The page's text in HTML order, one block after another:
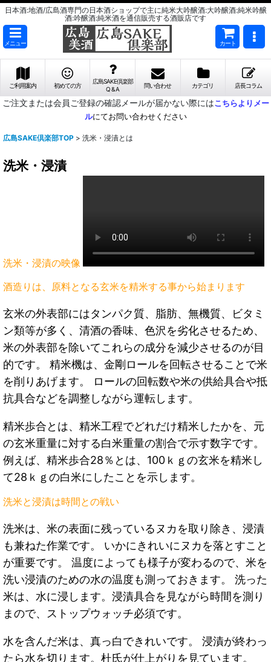
日本酒:地酒/広島酒専門の日本酒ショップで主に純米大吟醸酒:大吟醸酒:純米吟醸
酒:吟醸酒:純米酒を通信販売する酒販店です
メニュー カート
ご利用案内 初めての方
広島SAKE倶楽部
Q & A
問い合わせ カテゴリ 店長コラム
ご注文または会員ご登録の確認メールが届かない際にはこちらよりメー
ルにてお問い合わせください
広島SAKE倶楽部TOP > 洗米・浸漬とは
洗米・浸漬
洗米・浸漬の映像
酒造りは、原料となる玄米を精米する事から始まります
玄米の外表部にはタンパク質、脂肪、無機質、ビタミ
ン類等が多く、清酒の香味、色沢を劣化させるため、
米の外表部を除いてこれらの成分を減少させるのが目
的です。 精米機は、金剛ロールを回転させることで米
を削りあげます。 ロールの回転数や米の供給具合や抵
抗具合などを調整しながら運転します。
精米歩合とは、精米工程でどれだけ精米したかを、元
の玄米重量に対する白米重量の割合で示す数字です。
例えば、精米歩合28％とは、100ｋｇの玄米を精米し
て28ｋｇの白米にしたことを示します。
洗米と浸漬は時間との戦い
洗米は、米の表面に残っているヌカを取り除き、浸漬
も兼ねた作業です。 いかにきれいにヌカを落とすこと
が重要です。 温度によっても様子が変わるので、米を
洗い浸漬のための水の温度も測っておきます。 洗った
米は、水に浸します。浸漬具合を見ながら時間を測り
まので、ストップウォッチ必須です。
水を含んだ米は、真っ白できれいです。 浸漬が終わっ
たら水を切ります。杜氏が仕上がりを見ています。